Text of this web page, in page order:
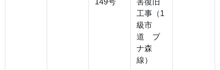
工事（1
級市
道 ブ
ナ森
線）